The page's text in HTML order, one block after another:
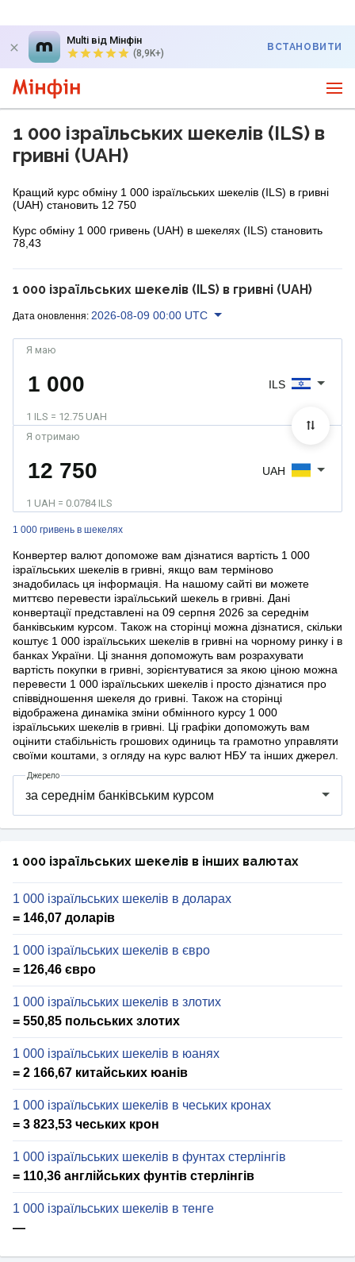
Multi від Мінфін
(8,9K+)
ВСТАНОВИТИ
1 000 ізраїльських шекелів (ILS) в
гривні (UAH)
Кращий курс обміну 1 000 ізраїльських шекелів (ILS) в гривні
(UAH) становить 12 750
Курс обміну 1 000 гривень (UAH) в шекелях (ILS) становить
78,43
1 000 ізраїльських шекелів (ILS) в гривні (UAH)
Дата оновлення: 2026-08-09 00:00 UTC
1 000 гривень в шекелях
Я маю
1 ILS = 12.75 UAH
ILS
Я отримаю
1 UAH = 0.0784 ILS
UAH
Конвертер валют допоможе вам дізнатися вартість 1 000
ізраїльських шекелів в гривні, якщо вам терміново
знадобилась ця інформація. На нашому сайті ви можете
миттєво перевести ізраїльський шекель в гривні. Дані
конвертації представлені на 09 серпня 2026 за середнім
банківським курсом. Також на сторінці можна дізнатися, скільки
коштує 1 000 ізраїльських шекелів в гривні на чорному ринку і в
банках України. Ці знання допоможуть вам розрахувати
вартість покупки в гривні, зорієнтуватися за якою ціною можна
перевести 1 000 ізраїльських шекелів і просто дізнатися про
співвідношення шекеля до гривні. Також на сторінці
відображена динаміка зміни обмінного курсу 1 000
ізраїльських шекелів в гривні. Ці графіки допоможуть вам
оцінити стабільність грошових одиниць та грамотно управляти
своїми коштами, з огляду на курс валют НБУ та інших джерел.
Джерело
1 000 ізраїльських шекелів в інших валютах
1 000 ізраїльських шекелів в доларах
= 146,07 доларів
1 000 ізраїльських шекелів в євро
= 126,46 євро
1 000 ізраїльських шекелів в злотих
= 550,85 польських злотих
1 000 ізраїльських шекелів в юанях
= 2 166,67 китайських юанів
1 000 ізраїльських шекелів в чеських кронах
= 3 823,53 чеських крон
1 000 ізраїльських шекелів в фунтах стерлінгів
= 110,36 англійських фунтів стерлінгів
1 000 ізраїльських шекелів в тенге
—